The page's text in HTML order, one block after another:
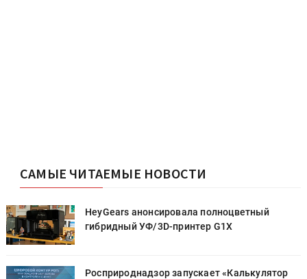
САМЫЕ ЧИТАЕМЫЕ НОВОСТИ
HeyGears анонсировала полноцветный
гибридный УФ/3D-принтер G1X
Росприроднадзор запускает «Калькулятор